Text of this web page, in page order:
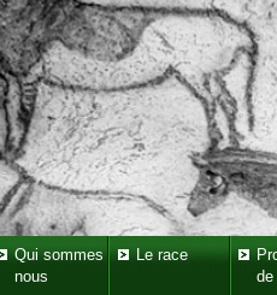
Qui sommes
nous
Le race